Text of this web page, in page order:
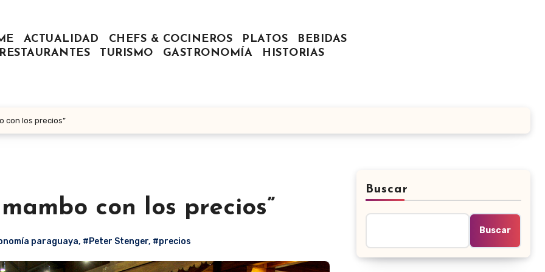
ACTUALIDAD CHEFS & COCINEROS PLATOS
BEBIDAS
RESTAURANTES
TURISMO GASTRONOMÍA HISTORIAS
con los precios”
con los precios”
paraguaya, #Peter Stenger, #precios
Buscar
Buscar